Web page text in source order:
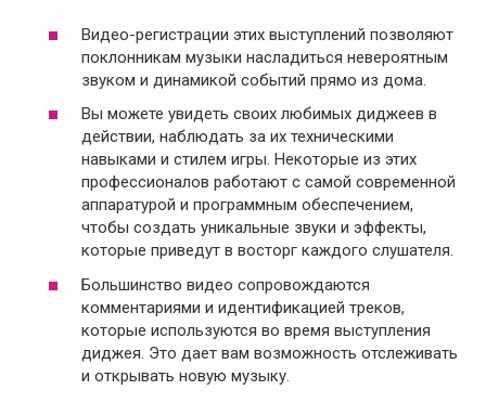
Видео-регистрации этих выступлений позволяют
поклонникам музыки насладиться невероятным
звуком и динамикой событий прямо из дома.
Вы можете увидеть своих любимых диджеев в
действии, наблюдать за их техническими
навыками и стилем игры. Некоторые из этих
профессионалов работают с самой современной
аппаратурой и программным обеспечением,
чтобы создать уникальные звуки и эффекты,
которые приведут в восторг каждого слушателя.
Большинство видео сопровождаются
комментариями и идентификацией треков,
которые используются во время выступления
диджея. Это дает вам возможность отслеживать
и открывать новую музыку.